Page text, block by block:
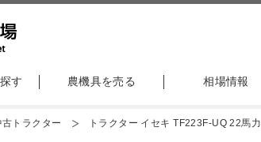
す 農機具を売る 相場情報
古トラクター トラクター イセキ TF223F-UQ 22馬力